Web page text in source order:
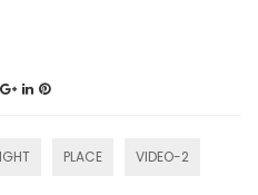
PLACE VIDEO-2